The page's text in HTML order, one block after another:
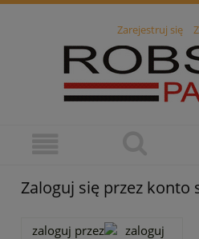
Zarejestruj się
Zaloguj się przez konto
zaloguj przez